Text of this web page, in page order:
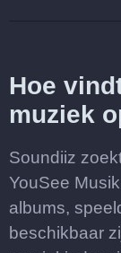
Hoe
muziek
Soundiiz
YouSee
albums,
beschikbaar